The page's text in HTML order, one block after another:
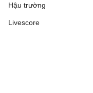
Hậu trường
Livescore